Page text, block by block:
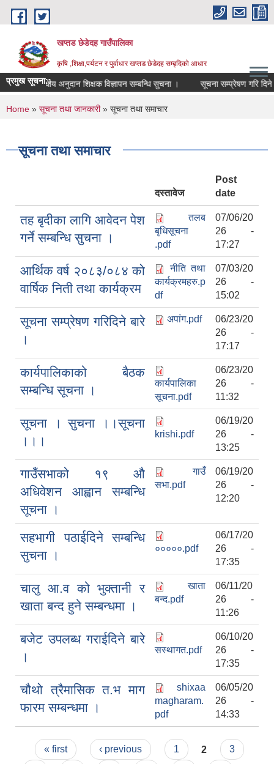
Skip to main content
खप्तड छेडेदह गाउँपालिका
कृषि ,शिक्षा,पर्यटन र पुर्वाधार खप्तड छेडेदह सम्बृदिको आधार
प्रमुख सूचना::
तह संधीय अनुदान शिक्षक विज्ञापन सम्बन्धि सुचना । सूचना सम्प्रेषण गरि दिने
You are here
Home » सूचना तथा जानकारी» सूचना तथा समाचार
सूचना तथा समाचार
दस्तावेज
Post
date
तह बृदीका लागि आवेदन पेश
गर्ने सम्बन्धि सुचना ।
तलब
बृधिसूचना
.pdf
07/06/20
26 -
17:27
आर्थिक वर्ष २०८३/०८४ को
वार्षिक निती तथा कार्यक्रम
नीति तथा
कार्यक्रमहरु.p
df
07/03/20
26 -
15:02
सूचना सम्प्रेषण गरिदिने बारे
।
अपांग.pdf
06/23/20
26 -
17:17
कार्यपालिकाको बैठक
सम्बन्धि सूचना ।
कार्यपालिका
सूचना.pdf
06/23/20
26 -
11:32
सूचना । सुचना ।।सूचना
।।।
krishi.pdf
06/19/20
26 -
13:25
गाउँसभाको १९ औ
अधिवेशन आह्वान सम्बन्धि
सूचना ।
गाउँ
सभा.pdf
06/19/20
26 -
12:20
सहभागी पठाईदिने सम्बन्धि
सुचना ।
०००००.pdf
06/17/20
26 -
17:35
चालु आ.व को भुक्तानी र
खाता बन्द हुने सम्बन्धमा ।
खाता
बन्द.pdf
06/11/20
26 -
11:26
बजेट उपलब्ध गराईदिने बारे
।
सस्थागत.pdf
06/10/20
26 -
17:35
चौथो त्रैमासिक त.भ माग
फारम सम्बन्धमा ।
shixaa
magharam.
pdf
06/05/20
26 -
14:33
Pages
« first ‹ previous 1 2
3